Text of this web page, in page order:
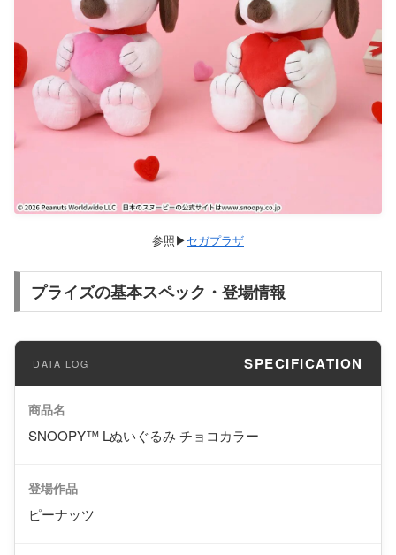
セガプラザ
プライズの基本スペック・登場情報
SPECIFICATION
商品名
SNOOPY™ Lぬいぐるみ チョコカラー
登場作品
ピーナッツ